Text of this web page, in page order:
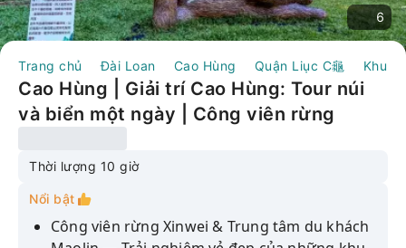
6
Trang chủ Đài Loan Cao Hùng Quận Liục C龜 Khu
Cao Hùng | Giải trí Cao Hùng: Tour núi
và biển một ngày | Công viên rừng
Hán / Trải nghiệm trà núi Liugui / Khu
nghỉ dưỡng suối nước nóng Bulao
Thời lượng 10 giờ
Nổi bật
Công viên rừng Xinwei & Trung tâm du khách